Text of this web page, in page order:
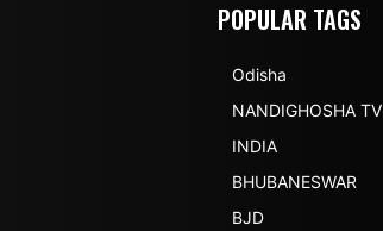
POPULAR TAGS
Odisha
NANDIGHOSHA TV
INDIA
BHUBANESWAR
BJD